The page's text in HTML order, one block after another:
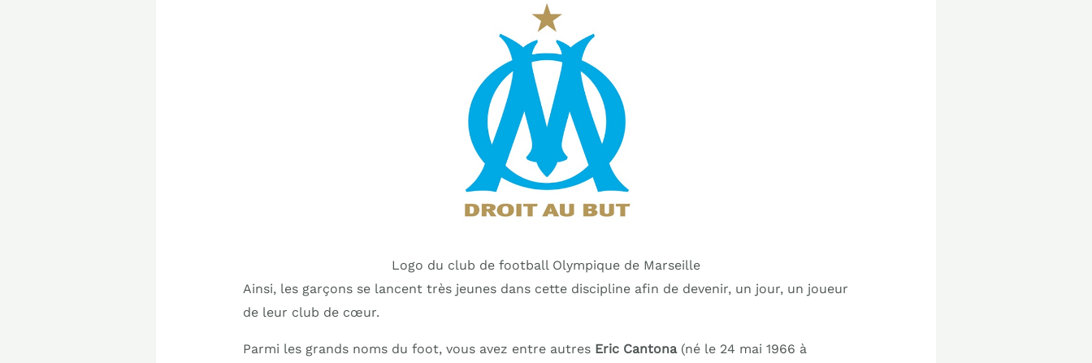
Logo du club de football Olympique de Marseille
Ainsi, les garçons se lancent très jeunes dans cette discipline afin de devenir, un jour, un joueur
de leur club de cœur.
Parmi les grands noms du foot, vous avez entre autres Eric Cantona(né le 24 mai 1966 à